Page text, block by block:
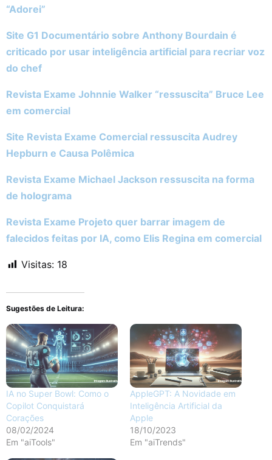
“Adorei”
Site G1 Documentário sobre Anthony Bourdain é
criticado por usar inteligência artificial para recriar voz
do chef
Revista Exame Johnnie Walker “ressuscita” Bruce Lee
em comercial
Site Revista Exame Comercial ressuscita Audrey
Hepburn e Causa Polêmica
Revista Exame Michael Jackson ressuscita na forma
de holograma
Revista Exame Projeto quer barrar imagem de
falecidos feitas por IA, como Elis Regina em comercial
Visitas: 18
Sugestões de Leitura:
IA no Super Bowl: Como o
Copilot Conquistará
Corações
08/02/2024
Em "aiTools"
AppleGPT: A Novidade em
Inteligência Artificial da
Apple
18/10/2023
Em "aiTrends"